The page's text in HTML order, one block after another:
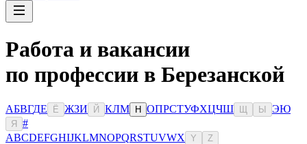
Работа и вакансии
по профессии в Березанской
АБВГДЕ Ё ЖЗИ Й КЛМ Н ОПРСТУФХЦЧШ Ы ЭЮ
Я
#
ABCDEFGHIJKLMNOPQRSTUVWX Y Z